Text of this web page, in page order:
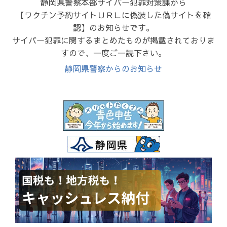
【ワクチン予約サイトＵＲＬに偽装した偽サイトを確
認】のお知らせです。
サイバー犯罪に関するまとめたものが掲載されておりま
すので、一度ご一読下さい。
静岡県警察からのお知らせ